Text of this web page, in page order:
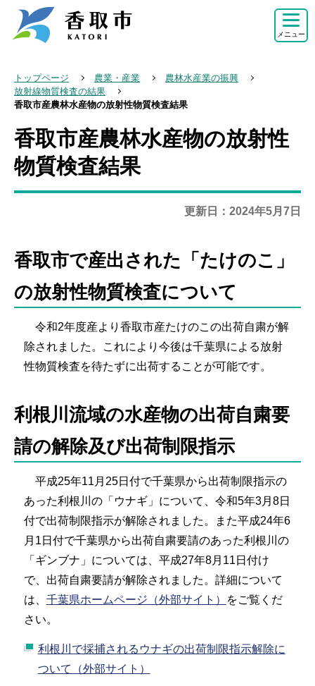
メニュー
トップページ 農業・産業
農林水産業の振興
放射線物質検査の結果
香取市産農林水産物の放射性物質検査結果
本
文
こ
こ
香取市産農林水産物の放射性
物質検査結果
更新日：2024年5月7日
香取市で産出された「たけのこ」
の放射性物質検査について
令和2年度産より香取市産たけのこの出荷自粛が解
除されました。これにより今後は千葉県による放射
性物質検査を待たずに出荷することが可能です。
利根川流域の水産物の出荷自粛要
請の解除及び出荷制限指示
平成25年11月25日付で千葉県から出荷制限指示の
あった利根川の「ウナギ」について、令和5年3月8日
付で出荷制限指示が解除されました。また平成24年6
月1日付で千葉県から出荷自粛要請のあった利根川の
「ギンブナ」については、平成27年8月11日付け
で、出荷自粛要請が解除されました。詳細について
は、 千葉県ホームページ（外部サイト）
をご覧くだ
さい。
利根川で採捕されるウナギの出荷制限指示解除に
ついて（外部サイト）